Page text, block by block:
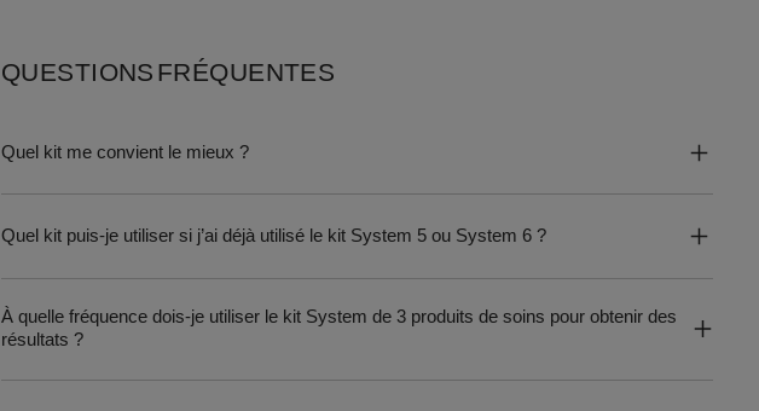
QUESTIONS FRÉQUENTES
Quel kit me convient le mieux ?
Quel kit puis-je utiliser si j’ai déjà utilisé le kit System 5 ou System 6 ?
À quelle fréquence dois-je utiliser le kit System de 3 produits de soins pour obtenir des
résultats ?